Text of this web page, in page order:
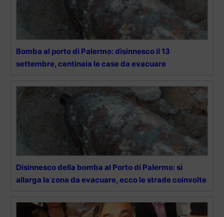
Bomba al porto di Palermo: disinnesco il 13
settembre, centinaia le case da evacuare
Disinnesco della bomba al Porto di Palermo: si
allarga la zona da evacuare, ecco le strade coinvolte